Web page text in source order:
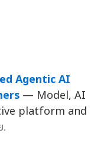
Agentic AI
— Model, AI
platform and
.